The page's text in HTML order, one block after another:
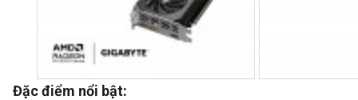
Đặc điểm nổi bật: